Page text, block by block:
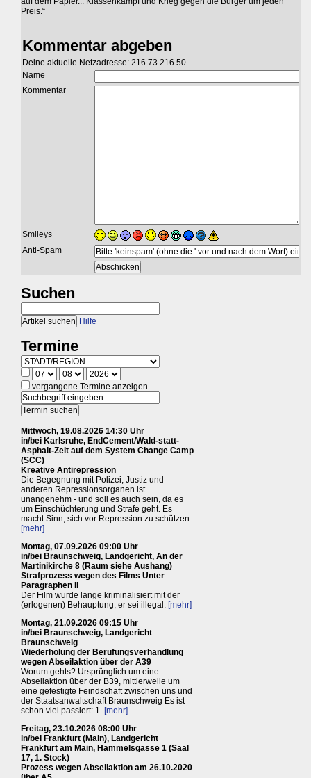
Preis.“
Kommentar abgeben
Deine aktuelle Netzadresse: 216.73.216.50
Name
Kommentar
Smileys
Anti-Spam
Suchen
Hilfe
Termine
vergangene Termine anzeigen
Mittwoch, 19.08.2026 14:30 Uhr
in/bei Karlsruhe, EndCement/Wald-statt-
Asphalt-Zelt auf dem System Change Camp
(SCC)
Kreative Antirepression
Die Begegnung mit Polizei, Justiz und
anderen Repressionsorganen ist
unangenehm - und soll es auch sein, da es
um Einschüchterung und Strafe geht. Es
macht Sinn, sich vor Repression zu schützen.
[mehr]
Montag, 07.09.2026 09:00 Uhr
in/bei Braunschweig, Landgericht, An der
Martinikirche 8 (Raum siehe Aushang)
Strafprozess wegen des Films Unter
Paragraphen II
Der Film wurde lange kriminalisiert mit der
(erlogenen) Behauptung, er sei illegal. [mehr]
Montag, 21.09.2026 09:15 Uhr
in/bei Braunschweig, Landgericht
Braunschweig
Wiederholung der Berufungsverhandlung
wegen Abseilaktion über der A39
Worum gehts? Ursprünglich um eine
Abseilaktion über der B39, mittlerweile um
eine gefestigte Feindschaft zwischen uns und
der Staatsanwaltschaft Braunschweig Es ist
schon viel passiert: 1. [mehr]
Freitag, 23.10.2026 08:00 Uhr
in/bei Frankfurt (Main), Landgericht
Frankfurt am Main, Hammelsgasse 1 (Saal
17, 1. Stock)
Prozess wegen Abseilaktion am 26.10.2020